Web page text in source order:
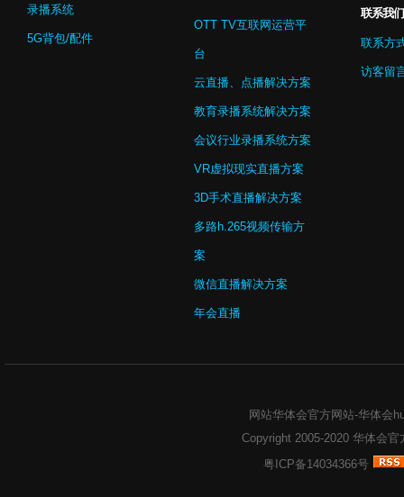
录播系统
5G背包/配件
OTT TV互联网运营平
台
云直播、点播解决方案
教育录播系统解决方案
会议行业录播系统方案
VR虚拟现实直播方案
3D手术直播解决方案
多路h.265视频传输方
案
微信直播解决方案
年会直播
联系我们
联系方
访客留
网站华体会官方网站-华体会
Copyright 2005-2020 华体会官
粤ICP备14034366号